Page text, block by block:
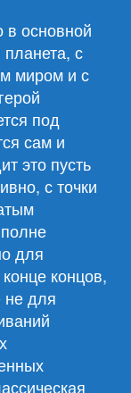
в основной
с
миром и с
под
сам и
это пусть
с точки
для
концов,
не для